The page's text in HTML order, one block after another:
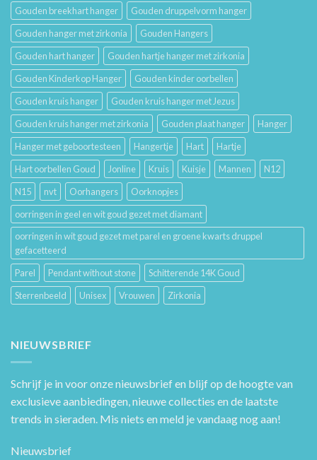
Gouden breekhart hanger
Gouden druppelvorm hanger
Gouden hanger met zirkonia
Gouden Hangers
Gouden hart hanger
Gouden hartje hanger met zirkonia
Gouden Kinderkop Hanger
Gouden kinder oorbellen
Gouden kruis hanger
Gouden kruis hanger met Jezus
Gouden kruis hanger met zirkonia
Gouden plaat hanger
Hanger
Hanger met geboortesteen
Hangertje Hart
Hartje
Hart oorbellen Goud
Jonline Kruis Kuisje Mannen
N12
N15
nvt Oorhangers
Oorknopjes
oorringen in geel en wit goud gezet met diamant
oorringen in wit goud gezet met parel en groene kwarts druppel
gefacetteerd
Parel
Pendant without stone
Schitterende 14K Goud
Sterrenbeeld
Unisex Vrouwen Zirkonia
NIEUWSBRIEF
Schrijf je in voor onze nieuwsbrief en blijf op de hoogte van
exclusieve aanbiedingen, nieuwe collecties en de laatste
trends in sieraden. Mis niets en meld je vandaag nog aan!
Nieuwsbrief